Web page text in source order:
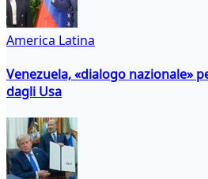
America Latina
Venezuela, «dialogo nazionale»
dagli Usa